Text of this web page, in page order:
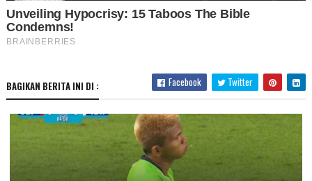
BAGIKAN BERITA INI DI : Facebook Twitter